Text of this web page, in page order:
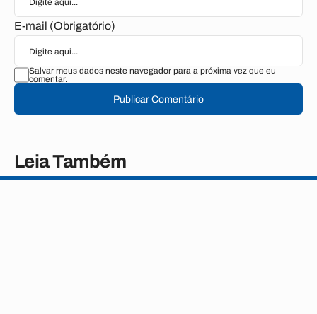
E-mail (Obrigatório)
Salvar meus dados neste navegador para a próxima vez que eu
comentar.
Publicar Comentário
Leia Também